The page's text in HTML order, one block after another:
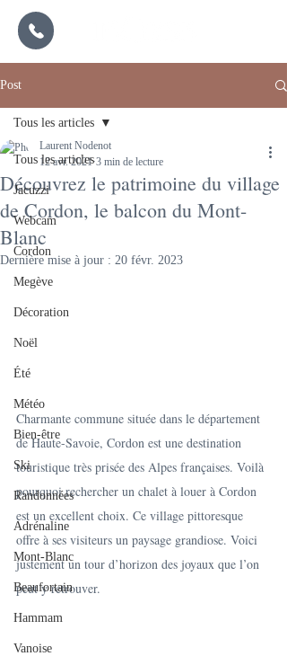
Post
Tous les articles
Jacuzzi
Webcam
Cordon
Megève
Décoration
Noël
Été
Météo
Bien-être
Ski
Randonnées
Adrénaline
Mont-Blanc
Beaufortain
Hammam
Vanoise
Tous les articles
Découvrez le patrimoine du village
de Cordon, le balcon du Mont-
Blanc
Laurent Nodenot
12 avr. 2021 3 min de lecture
Dernière mise à jour : 20 févr. 2023
Charmante commune située dans le département
de Haute-Savoie, Cordon est une destination
touristique très prisée des Alpes françaises. Voilà
pourquoi rechercher un chalet à louer à Cordon
est un excellent choix. Ce village pittoresque
offre à ses visiteurs un paysage grandiose. Voici
justement un tour d’horizon des joyaux que l’on
peut y retrouver.